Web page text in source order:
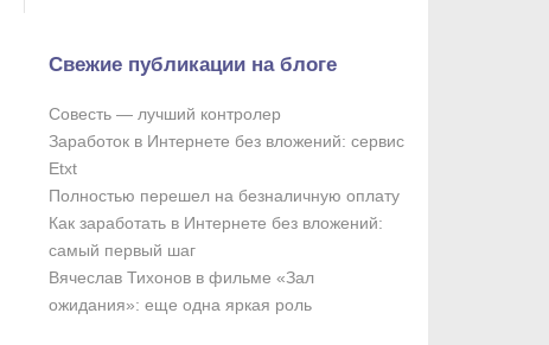
Свежие публикации на блоге
Совесть — лучший контролер
Заработок в Интернете без вложений: сервис
Etxt
Полностью перешел на безналичную оплату
Как заработать в Интернете без вложений:
самый первый шаг
Вячеслав Тихонов в фильме «Зал
ожидания»: еще одна яркая роль